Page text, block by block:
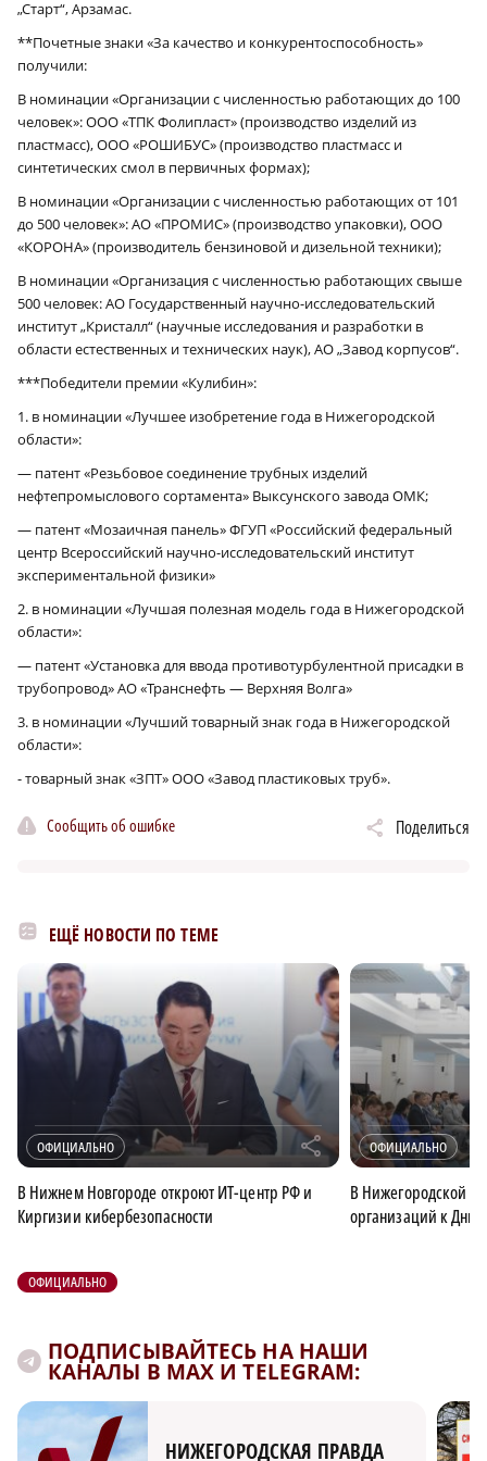
„Старт“, Арзамас.
**Почетные знаки «За качество и конкурентоспособность»
получили:
В номинации «Организации с численностью работающих до 100
человек»: ООО «ТПК Фолипласт» (производство изделий из
пластмасс), ООО «РОШИБУС» (производство пластмасс и
синтетических смол в первичных формах);
В номинации «Организации с численностью работающих от 101
до 500 человек»: АО «ПРОМИС» (производство упаковки), ООО
«КОРОНА» (производитель бензиновой и дизельной техники);
В номинации «Организация с численностью работающих свыше
500 человек: АО Государственный научно-исследовательский
институт „Кристалл“ (научные исследования и разработки в
области естественных и технических наук), АО „Завод корпусов“.
***Победители премии «Кулибин»:
1. в номинации «Лучшее изобретение года в Нижегородской
области»:
— патент «Резьбовое соединение трубных изделий
нефтепромыслового сортамента» Выксунского завода ОМК;
— патент «Мозаичная панель» ФГУП «Российский федеральный
центр Всероссийский научно-исследовательский институт
экспериментальной физики»
2. в номинации «Лучшая полезная модель года в Нижегородской
области»:
— патент «Установка для ввода противотурбулентной присадки в
трубопровод» АО «Транснефть — Верхняя Волга»
3. в номинации «Лучший товарный знак года в Нижегородской
области»:
- товарный знак «ЗПТ» ООО «Завод пластиковых труб».
Сообщить об ошибке Поделиться
ЕЩЁ НОВОСТИ ПО ТЕМЕ
ОФИЦИАЛЬНО r
В Нижнем Новгороде откроют ИТ-центр РФ и
Киргизии кибербезопасности
ОФИЦИАЛЬНО
В Нижегородской
организаций к Дню
ОФИЦИАЛЬНО
ПОДПИСЫВАЙТЕСЬ НА НАШИ
КАНАЛЫ В MAX И TELEGRAM:
НИЖЕГОРОДСКАЯ ПРАВДА